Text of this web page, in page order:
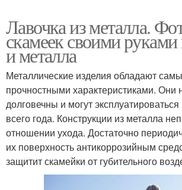
Лавочка из металла.
скамеек своими руками
и металла
Металлические изделия обладают
прочностными характеристиками. Они
долговечны и могут
всего года. Конструкции из металла
отношении ухода. Достаточно
их поверхность антикоррозийным
защитит скамейки от губительного